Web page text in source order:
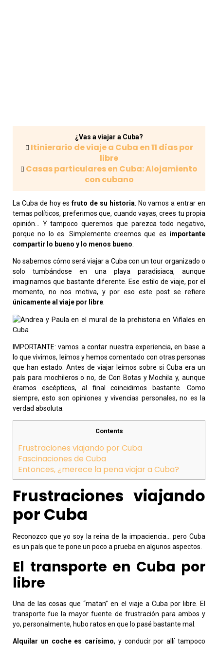
¿Vas a viajar a Cuba?
Itinierario de viaje a Cuba en 11 días por
libre
Casas particulares en Cuba: Alojamiento
con cubano
La Cuba de hoy esfruto de su historia . No vamos a entrar en
temas políticos, preferimos que, cuando vayas, crees tu propia
opinión… Y tampoco queremos que parezca todo negativo,
porque no lo es. Simplemente creemos que es importante
compartir lo bueno y lo menos bueno
No sabemos cómo será viajar a Cuba con un tour organizado o
solo tumbándose en una playa paradisiaca, aunque
imaginamos que bastante diferente. Ese estilo de viaje, por el
momento, no nos motiva, y por eso este post se refiere
únicamente al viaje por libre
IMPORTANTE: vamos a contar nuestra experiencia, en base a
lo que vivimos, leímos y hemos comentado con otras personas
que han estado. Antes de viajar leímos sobre si Cuba era un
país para mochileros o no, de Con Botas y Mochila y, aunque
éramos escépticos, al final coincidimos bastante. Como
siempre, esto son opiniones y vivencias personales, no es la
verdad absoluta.
Contents
Frustraciones viajando por Cuba
Fascinaciones de Cuba
Entonces, ¿merece la pena viajar a Cuba?
Frustraciones viajando
por Cuba
Reconozco que yo soy la reina de la impaciencia… pero Cuba
es un país que te pone un poco a prueba en algunos aspectos.
El transporte en Cuba por
libre
Una de las cosas que “matan” en el viaje a Cuba por libre. El
transporte fue la mayor fuente de frustración para ambos y
yo, personalmente, hubo ratos en que lo pasé bastante mal.
Alquilar un coche es carísimo, y conducir por allí tampoco